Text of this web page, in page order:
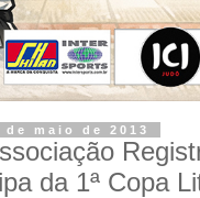
maio de 2013
da 1ª Copa